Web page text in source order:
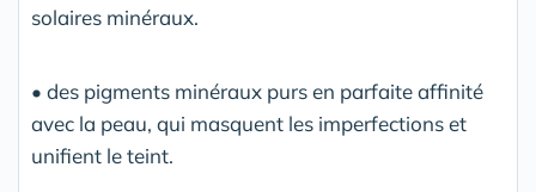
solaires minéraux.
• des pigments minéraux purs en parfaite affinité
avec la peau, qui masquent les imperfections et
unifient le teint.